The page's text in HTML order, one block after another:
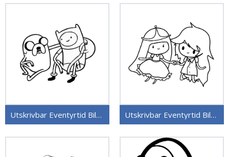
Utskrivbar Eventyrtid Bilde Utskrivbar Eventyrtid Bilde for Barn